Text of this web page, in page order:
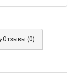
Отзывы (0)